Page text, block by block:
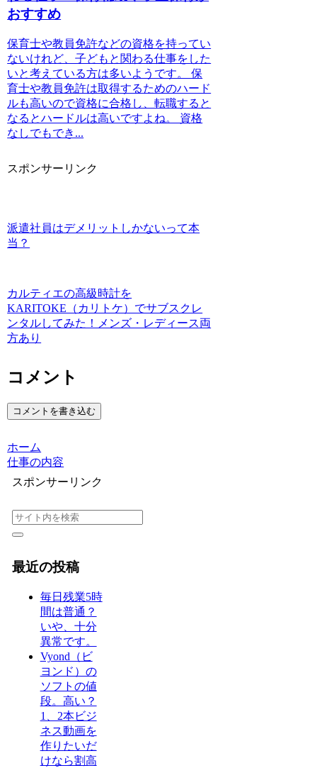
おすすめ
保育士や教員免許などの資格を持ってい
ないけれど、子どもと関わる仕事をした
いと考えている方は多いようです。 保
育士や教員免許は取得するためのハード
ルも高いので資格に合格し、転職すると
なるとハードルは高いですよね。 資格
なしでもでき...
スポンサーリンク
派遣社員はデメリットしかないって本
当？
カルティエの高級時計を
KARITOKE（カリトケ）でサブスクレ
ンタルしてみた！メンズ・レディース両
方あり
コメント
コメントを書き込む
ホーム
仕事の内容
スポンサーリンク
最近の投稿
毎日残業5時
間は普通？
いや、十分
異常です。
Vyond（ビ
ヨンド）の
ソフトの値
段。高い？
1、2本ビジ
ネス動画を
作りたいだ
けなら割高